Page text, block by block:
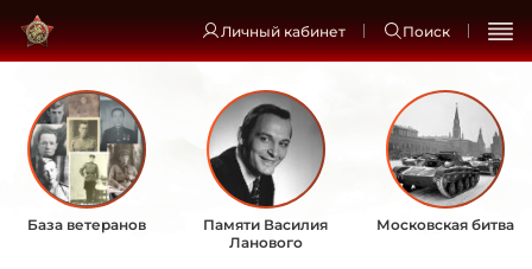
Личный кабинет Поиск
База ветеранов
Памяти Василия
Ланового
Московская битва